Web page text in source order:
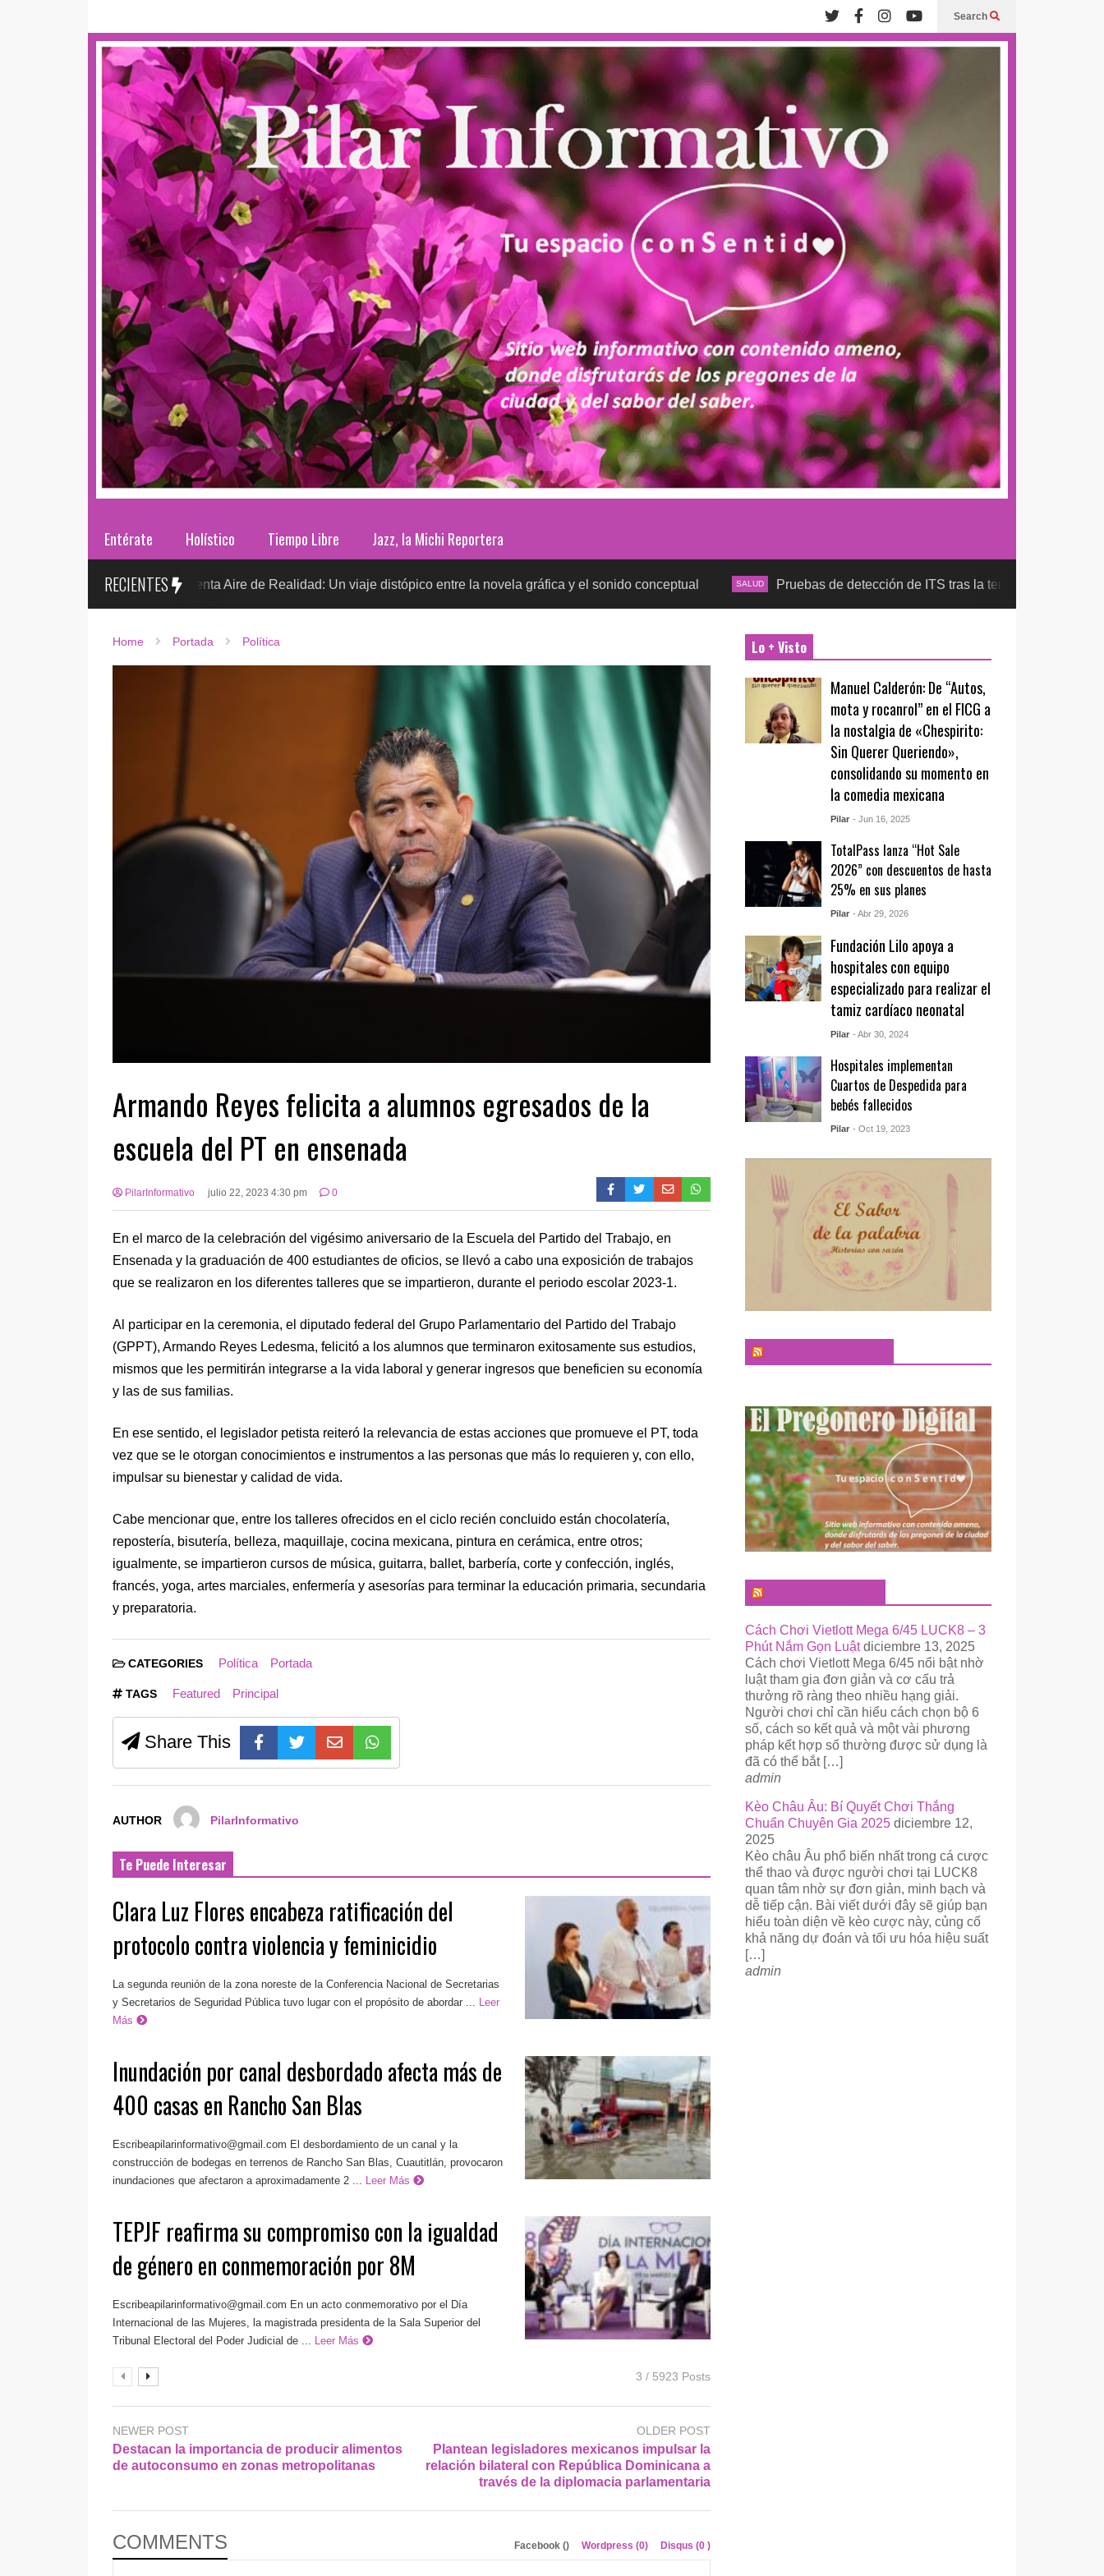
Search
Entérate Holístico Tiempo Libre Jazz, la Michi Reportera
RECIENTES
Sr. González presenta Aire de Realidad: Un viaje distópico entre la novela gráfica y el sonido conceptual SALUD Pruebas de detección de ITS tras la temporada futbolera,
Home Portada Política
Armando Reyes felicita a alumnos egresados de la
escuela del PT en ensenada
PilarInformativo julio 22, 2023 4:30 pm 0
En el marco de la celebración del vigésimo aniversario de la Escuela del Partido del Trabajo, en
Ensenada y la graduación de 400 estudiantes de oficios, se llevó a cabo una exposición de trabajos
que se realizaron en los diferentes talleres que se impartieron, durante el periodo escolar 2023-1.
Al participar en la ceremonia, el diputado federal del Grupo Parlamentario del Partido del Trabajo
(GPPT), Armando Reyes Ledesma, felicitó a los alumnos que terminaron exitosamente sus estudios,
mismos que les permitirán integrarse a la vida laboral y generar ingresos que beneficien su economía
y las de sus familias.
En ese sentido, el legislador petista reiteró la relevancia de estas acciones que promueve el PT, toda
vez que se le otorgan conocimientos e instrumentos a las personas que más lo requieren y, con ello,
impulsar su bienestar y calidad de vida.
Cabe mencionar que, entre los talleres ofrecidos en el ciclo recién concluido están chocolatería,
repostería, bisutería, belleza, maquillaje, cocina mexicana, pintura en cerámica, entre otros;
igualmente, se impartieron cursos de música, guitarra, ballet, barbería, corte y confección, inglés,
francés, yoga, artes marciales, enfermería y asesorías para terminar la educación primaria, secundaria
y preparatoria.
CATEGORIES Política Portada
TAGS Featured Principal
Share This
AUTHOR PilarInformativo
Te Puede Interesar
Clara Luz Flores encabeza ratificación del
protocolo contra violencia y feminicidio
La segunda reunión de la zona noreste de la Conferencia Nacional de Secretarias
y Secretarios de Seguridad Pública tuvo lugar con el propósito de abordar ... Leer
Más
Inundación por canal desbordado afecta más de
400 casas en Rancho San Blas
Escribeapilarinformativo@gmail.com El desbordamiento de un canal y la
construcción de bodegas en terrenos de Rancho San Blas, Cuautitlán, provocaron
inundaciones que afectaron a aproximadamente 2 ... Leer Más
TEPJF reafirma su compromiso con la igualdad
de género en conmemoración por 8M
Escribeapilarinformativo@gmail.com En un acto conmemorativo por el Día
Internacional de las Mujeres, la magistrada presidenta de la Sala Superior del
Tribunal Electoral del Poder Judicial de ... Leer Más
3 / 5923 Posts
NEWER POST
Destacan la importancia de producir alimentos
de autoconsumo en zonas metropolitanas
OLDER POST
Plantean legisladores mexicanos impulsar la
relación bilateral con República Dominicana a
través de la diplomacia parlamentaria
COMMENTS Facebook () Wordpress (0) Disqus (0 )
Lo + Visto
Manuel Calderón: De “Autos,
mota y rocanrol” en el FICG a
la nostalgia de «Chespirito:
Sin Querer Queriendo»,
consolidando su momento en
la comedia mexicana
Pilar - Jun 16, 2025
TotalPass lanza “Hot Sale
2026” con descuentos de hasta
25% en sus planes
Pilar - Abr 29, 2026
Fundación Lilo apoya a
hospitales con equipo
especializado para realizar el
tamiz cardíaco neonatal
Pilar - Abr 30, 2024
Hospitales implementan
Cuartos de Despedida para
bebés fallecidos
Pilar - Oct 19, 2023
Cách Chơi Vietlott Mega 6/45 LUCK8 – 3
Phút Nắm Gọn Luật diciembre 13, 2025
Cách chơi Vietlott Mega 6/45 nổi bật nhờ
luật tham gia đơn giản và cơ cấu trả
thưởng rõ ràng theo nhiều hạng giải.
Người chơi chỉ cần hiểu cách chọn bộ 6
số, cách so kết quả và một vài phương
pháp kết hợp số thường được sử dụng là
đã có thể bắt […]
admin
Kèo Châu Âu: Bí Quyết Chơi Thắng
Chuẩn Chuyên Gia 2025 diciembre 12,
2025
Kèo châu Âu phổ biến nhất trong cá cược
thể thao và được người chơi tại LUCK8
quan tâm nhờ sự đơn giản, minh bạch và
dễ tiếp cận. Bài viết dưới đây sẽ giúp bạn
hiểu toàn diện về kèo cược này, củng cố
khả năng dự đoán và tối ưu hóa hiệu suất
[…]
admin